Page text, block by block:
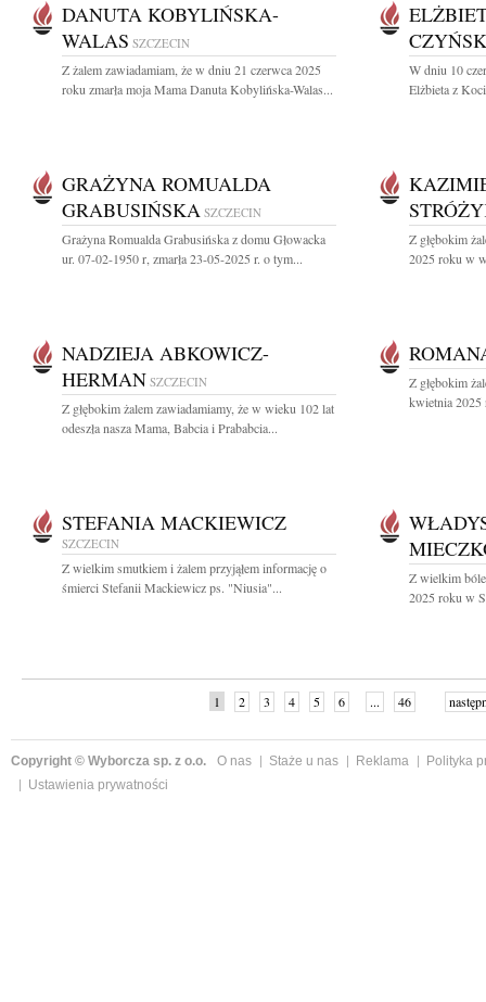
DANUTA KOBYLIŃSKA-
WALAS SZCZECIN
Z żalem zawiadamiam, że w dniu 21 czerwca 2025
roku zmarła moja Mama Danuta Kobylińska-Walas...
W dniu 10
Elżbieta z
GRAŻYNA ROMUALDA
GRABUSIŃSKA SZCZECIN
Grażyna Romualda Grabusińska z domu Głowacka
ur. 07-02-1950 r, zmarła 23-05-2025 r. o tym...
Z głębokim
2025 roku w
NADZIEJA ABKOWICZ-
HERMAN SZCZECIN
Z głębokim żalem zawiadamiamy, że w wieku 102 lat
odeszła nasza Mama, Babcia i Prababcia...
Z głębokim
kwietnia 2025
STEFANIA MACKIEWICZ
SZCZECIN
Z wielkim smutkiem i żalem przyjąłem informację o
śmierci Stefanii Mackiewicz ps. "Niusia"...
Z wielkim
2025 roku w
1 2 3 4 5 6 ... 46
Copyright © Wyborcza sp. z o.o. O nas Staże u nas Reklama
Polityka
Ustawienia prywatności